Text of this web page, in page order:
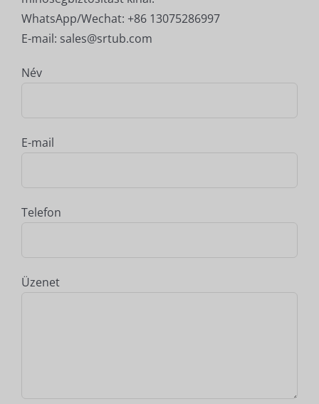
WhatsApp/Wechat: +86 13075286997
E-mail: sales@srtub.com
Név
E-mail
Telefon
Üzenet